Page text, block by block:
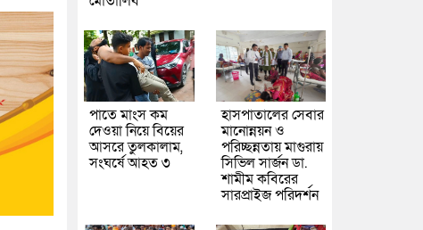
পাতে মাংস কম
দেওয়া নিয়ে বিয়ের
আসরে তুলকালাম,
সংঘর্ষে আহত ৩
হাসপাতালের সেবার
মানোন্নয়ন ও
পরিচ্ছন্নতায় মাগুরায়
সিভিল সার্জন ডা.
শামীম কবিরের
সারপ্রাইজ পরিদর্শন